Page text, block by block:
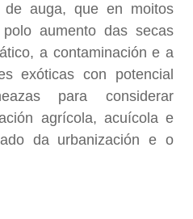
de auga, que en moitos
aumento das secas
a contaminación e a
exóticas con potencial
para considerar
agrícola, acuícola e
da urbanización e o